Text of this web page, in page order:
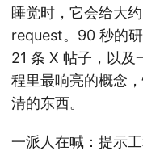
睡觉时，它会给大
request。90 秒的
21 条 X 帖子，以及
程里最响亮的概念
清的东西。
一派人在喊：提示